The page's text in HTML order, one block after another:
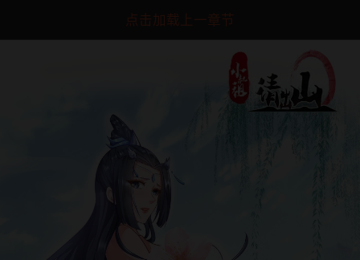
点击加载上一章节